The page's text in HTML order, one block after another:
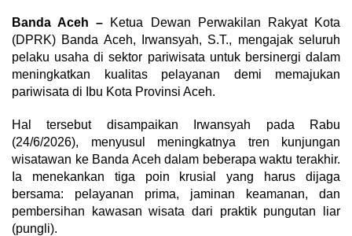
Banda Aceh – Ketua Dewan Perwakilan Rakyat Kota
(DPRK) Banda Aceh, Irwansyah, S.T., mengajak seluruh
pelaku usaha di sektor pariwisata untuk bersinergi dalam
meningkatkan kualitas pelayanan demi memajukan
pariwisata di Ibu Kota Provinsi Aceh.
​Hal tersebut disampaikan Irwansyah pada Rabu
(24/6/2026), menyusul meningkatnya tren kunjungan
wisatawan ke Banda Aceh dalam beberapa waktu terakhir.
Ia menekankan tiga poin krusial yang harus dijaga
bersama: pelayanan prima, jaminan keamanan, dan
pembersihan kawasan wisata dari praktik pungutan liar
(pungli).